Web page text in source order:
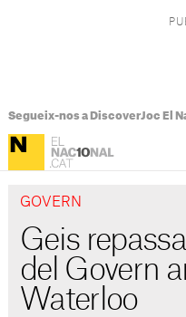
Segueix-nos a DiscoverJoc El
GOVERN
Geis
del Govern
Waterloo